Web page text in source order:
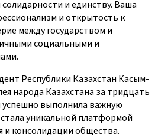
и единству. Ваша
и открытость к
между государством и
социальными и
Республики Казахстан Касым-
народа Казахстана за тридцать
успешно выполнила важную
уникальной платформой
и консолидации общества.